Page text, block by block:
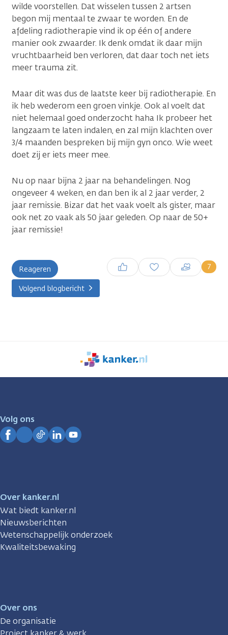
wilde voorstellen. Dat wisselen tussen 2 artsen
begon mij mentaal te zwaar te worden. En de
afdeling radiotherapie vind ik op één of andere
manier ook zwaarder. Ik denk omdat ik daar mijn
vruchtbaarheid ben verloren, dat daar toch net iets
meer trauma zit.
Maar dit was dus de laatste keer bij radiotherapie. En
ik heb wederom een groen vinkje. Ook al voelt dat
niet helemaal goed onderzocht haha Ik probeer het
langzaam te laten indalen, en zal mijn klachten over
3/4 maanden bespreken bij mijn gyn onco. Wie weet
doet zij er iets meer mee.
Nu op naar bijna 2 jaar na behandelingen. Nog
ongeveer 4 weken, en dan ben ik al 2 jaar verder, 2
jaar remissie. Bizar dat het vaak voelt als gister, maar
ook net zo vaak als 50 jaar geleden. Op naar de 50+
jaar remissie!
Reageren 7
Inloggen om een reactie te
plaatsen
Volgend blogbericht
...
We
zijn
Volg ons
Over kanker.nl
Wat biedt kanker.nl
Nieuwsberichten
Wetenschappelijk onderzoek
Kwaliteitsbewaking
Over ons
De organisatie